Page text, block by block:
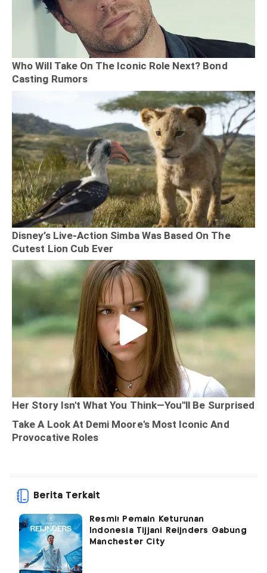
Berita Terkait
Resmi! Pemain Keturunan
Indonesia Tijjani Reijnders Gabung
Manchester City